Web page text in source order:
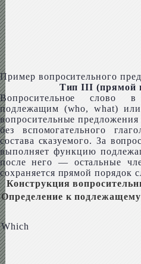
Пример вопросительного
Тип III (прямой
Вопросительное слово в
подлежащим (who, what)
вопросительные
без вспомогательного
состава сказуемого. За
выполняет функцию
после него — остальные
сохраняется прямой порядок
Конструкция
Определение к подлежащему
Which